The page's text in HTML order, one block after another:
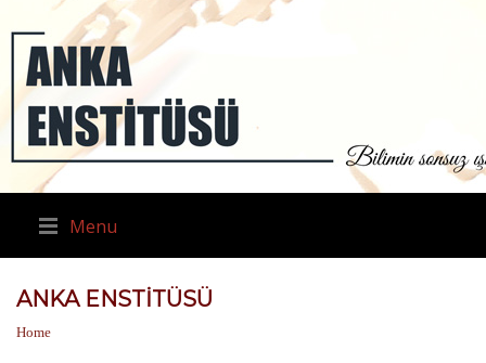
Menu
ANKA ENSTITÜSÜ
Home